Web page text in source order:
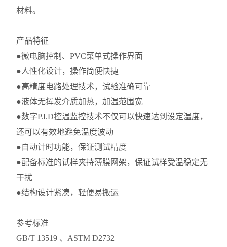
材料。
产品特征
●微电脑控制、PVC菜单式操作界面
●人性化设计，操作简便快捷
●高精度电路处理技术，试验准确可靠
●液体无挥发介质加热，加温范围宽
●数字P.I.D控温监控技术不仅可以快速达到设定温度，
还可以有效地避免温度波动
●自动计时功能，保证测试精度
●配备标准的试样夹持薄膜网架，保证试样受温稳定无
干扰
●结构设计紧凑，轻便易搬运
参考标准
GB/T 13519 、ASTM D2732